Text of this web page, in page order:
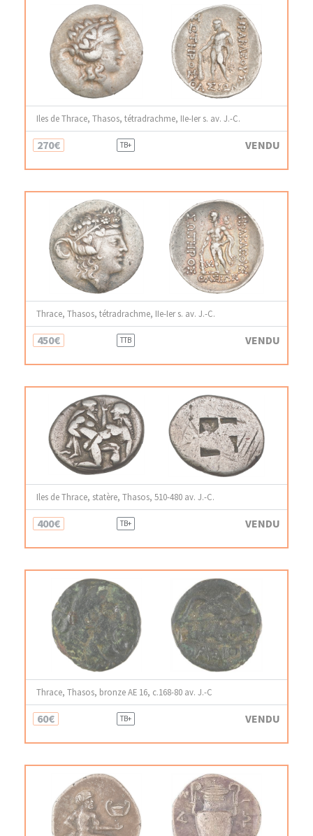
Iles de Thrace, Thasos, tétradrachme, IIe-Ier s. av. J.-C.
270€ TB+ VENDU
Thrace, Thasos, tétradrachme, IIe-Ier s. av. J.-C.
450€ TTB VENDU
Iles de Thrace, statère, Thasos, 510-480 av. J.-C.
400€ TB+ VENDU
Thrace, Thasos, bronze AE 16, c.168-80 av. J.-C
60€ TB+ VENDU